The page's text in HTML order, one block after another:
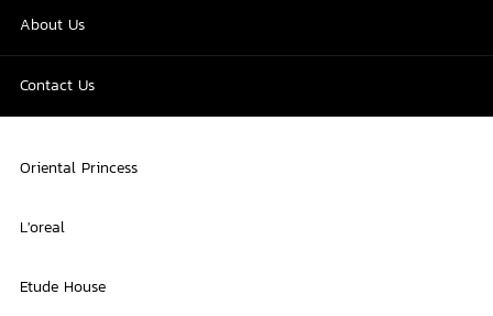
About Us
Contact Us
Oriental Princess
L'oreal
Etude House